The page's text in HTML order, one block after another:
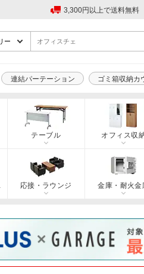
3,300円以上で送料無料
連結パーテーション ゴミ箱収納カ
テーブル オフィス収
応接・ラウンジ 金庫・耐火金